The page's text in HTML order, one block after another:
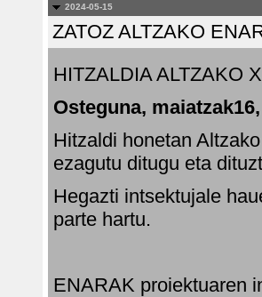
2024-05-15
ZATOZ ALTZAKO
HITZALDIA ALTZAKO
Osteguna,
Hitzaldi honetan
ezagutu ditugu eta
Hegazti intsektujale
parte hartu.
ENARAK proiektuaren